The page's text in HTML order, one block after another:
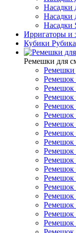
Насадки
Насадки
Насадки
Ирригаторы и
Кубики Рубика
Ремешки для
Ремешки
Ремешок
Ремешок
Ремешок
Ремешок
Ремешок
Ремешок
Ремешок
Ремешок
Ремешок
Ремешок
Ремешок
Ремешок
Ремешок
Ремешок
Ремешок
Ремешок
Ремешок